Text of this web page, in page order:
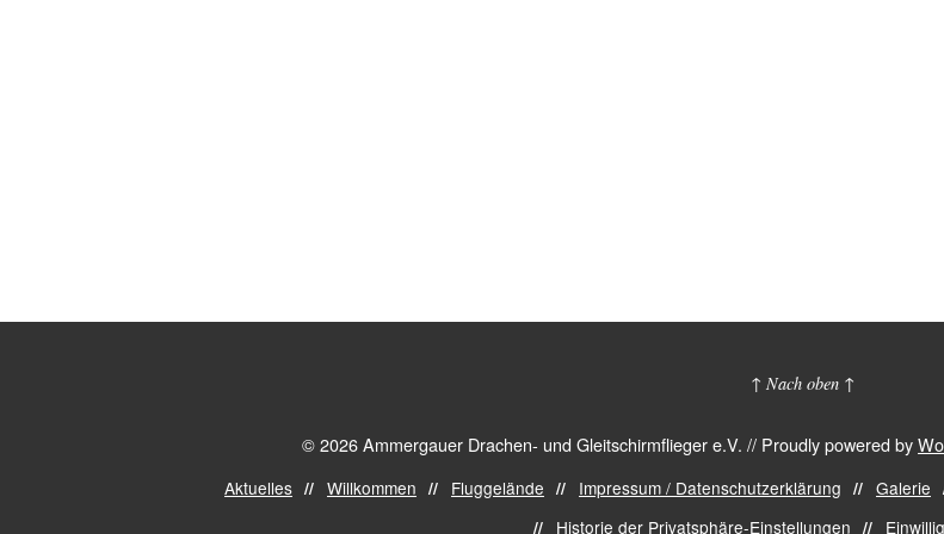
↑ Nach oben ↑
© 2026 Ammergauer Drachen- und Gleitschirmflieger e.V. // Proudly powered by
Aktuelles Willkommen Fluggelände Impressum / Datenschutzerklärung Galerie
Historie der Privatsphäre-Einstellungen